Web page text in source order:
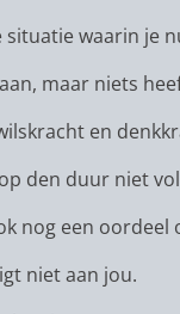
situatie waarin je
maar niets
en
den duur niet
nog een oordeel
niet aan jou.